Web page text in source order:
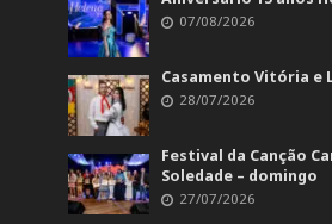
07/08/2026
Casamento Vitória e
28/07/2026
Festival da Canção
Soledade – domingo
27/07/2026